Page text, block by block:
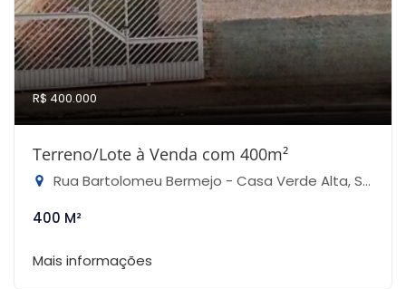
R$ 400.000
Terreno/Lote à Venda com 400m²
Rua Bartolomeu Bermejo - Casa Verde Alta, São Paulo-SP
400 M²
Mais informações